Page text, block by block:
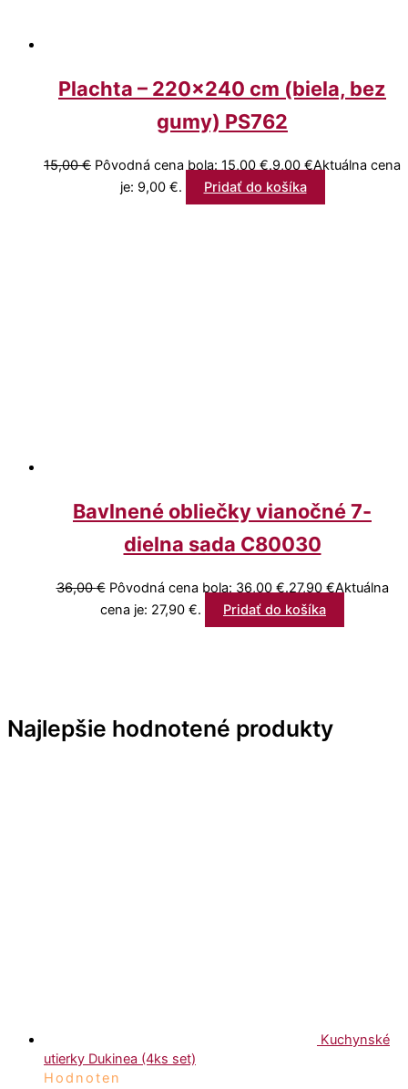
Najlepšie hodnotené produkty
Kuchynské
utierky Dukinea (4ks set)
Hodnoten
Plachta – 220×240 cm (biela, bez
gumy) PS762
15,00€ Pôvodná cena bola: 15,00 €.9,00 €Aktuálna cena
je: 9,00 €.
Pridať do košíka
Bavlnené obliečky vianočné 7-
dielna sada C80030
36,00€ Pôvodná cena bola: 36,00 €.27,90 €Aktuálna
cena je: 27,90 €.
Pridať do košíka